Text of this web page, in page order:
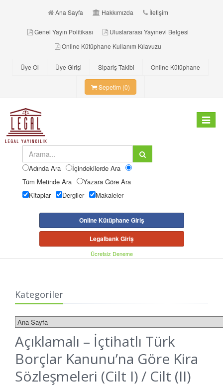
Ana Sayfa Hakkımızda İletişim
Genel Yayın Politikası
Uluslararası Yayınevi Belgesi
Online Kütüphane Kullanım Kılavuzu
Üye Ol Üye Girişi Sipariş Takibi Online Kütüphane
Sepetim (0)
Toggle
Adında Ara
İçindekilerde Ara
Tüm Metinde Ara
Yazara Göre Ara
Kitaplar
Dergiler Makaleler
Online Kütüphane Giriş
Legalbank Giriş
Ücretsiz Deneme
Kategoriler
Açıklamalı – İçtihatlı Türk
Borçlar Kanunu’na Göre Kira
Sözleşmeleri (Cilt I) / Cilt (II)